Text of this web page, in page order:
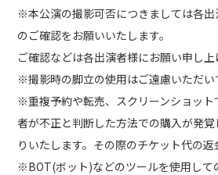
※本公演の撮影可否につきましては各
のご確認をお願いいたします。
ご確認などは各出演者様にお願い申し上
※撮影時の脚立の使用はご遠慮いただい
※重複予約や転売、スクリーンショット
者が不正と判断した方法での購入が発
りいたします。その際のチケット代の返
※BOT(ボット)などのツールを使用して